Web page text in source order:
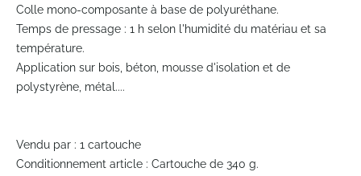
to
the
beginning
of
the
images
Colle mono-composante à base de polyuréthane.
Temps de pressage : 1 h selon l'humidité du matériau et sa
température.
Application sur bois, béton, mousse d'isolation et de
polystyrène, métal....
Vendu par : 1 cartouche
Conditionnement article : Cartouche de 340 g.